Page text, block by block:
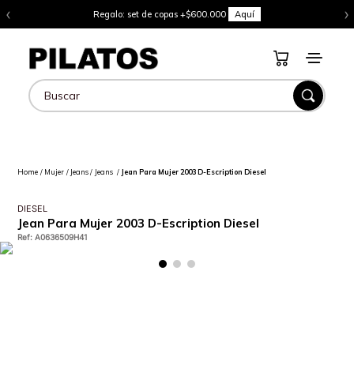
‹ Regalo: set de copas +$600.000 Aquí ›
Buscar
Mujer Jeans Jeans Jean Para Mujer 2003 D-Escription Diesel
DIESEL
Jean Para Mujer 2003 D-Escription Diesel
Ref:A0636509H41